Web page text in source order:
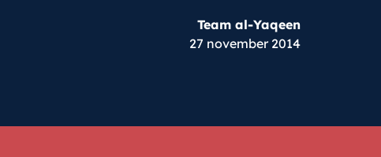
Team al-Yaqeen
27 november 2014